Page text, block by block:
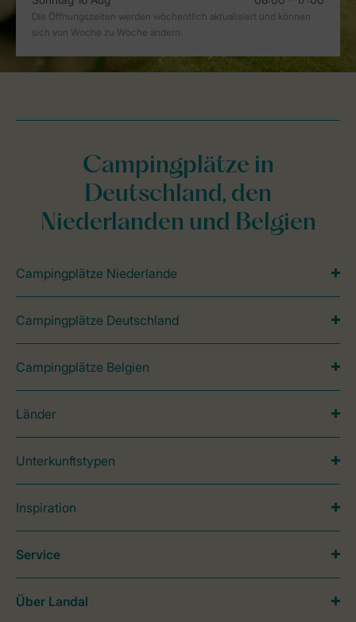
Campingplätze in
Deutschland, den
Niederlanden und Belgien
Campingplätze Niederlande
Campingplätze Deutschland
Campingplätze Belgien
Länder
Unterkunftstypen
Inspiration
Service
Über Landal